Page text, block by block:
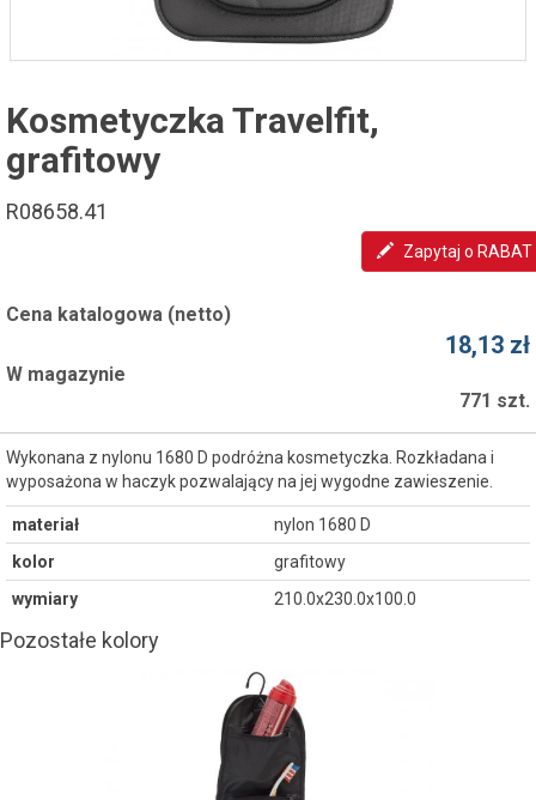
Kosmetyczka Travelfit,
grafitowy
R08658.41
Zapytaj o RABAT
Cena katalogowa (netto)
18,13 zł
W magazynie
771 szt.
Wykonana z nylonu 1680 D podróżna kosmetyczka. Rozkładana i
wyposażona w haczyk pozwalający na jej wygodne zawieszenie.
materiał
nylon 1680 D
kolor
grafitowy
wymiary
210.0x230.0x100.0
Pozostałe kolory